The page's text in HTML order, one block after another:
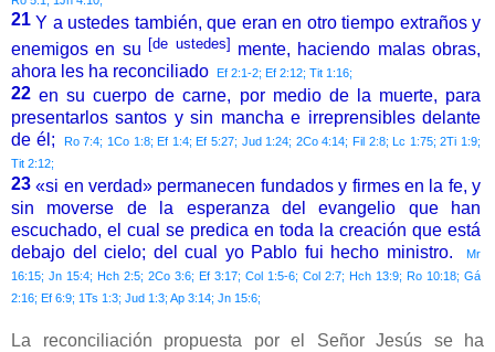
21Y a ustedes también, que eran en otro tiempo extraños y
enemigos en su [de ustedes] mente, haciendo malas obras,
ahora les ha reconciliado Ef 2:1-2; Ef 2:12; Tit 1:16;
22en su cuerpo de carne, por medio de la muerte, para
presentarlos santos y sin mancha e irreprensibles delante
de él;
Ro 7:4; 1Co 1:8; Ef 1:4; Ef 5:27; Jud 1:24; 2Co 4:14; Fil 2:8; Lc 1:75; 2Ti 1:9;
Tit 2:12;
23«si en verdad» permanecen fundados y firmes en la fe, y
sin moverse de la esperanza del evangelio que han
escuchado, el cual se predica en toda la creación que está
debajo del cielo; del cual yo Pablo fui hecho ministro.
Mr
16:15; Jn 15:4; Hch 2:5; 2Co 3:6; Ef 3:17; Col 1:5-6; Col 2:7; Hch 13:9; Ro 10:18; Gá
2:16; Ef 6:9; 1Ts 1:3; Jud 1:3; Ap 3:14; Jn 15:6;
La reconciliación propuesta por el Señor Jesús se ha